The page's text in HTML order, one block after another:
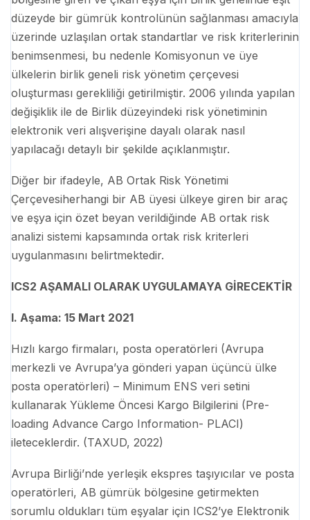
düzeyde bir gümrük kontrolünün sağlanması amacıyla
üzerinde uzlaşılan ortak standartlar ve risk kriterlerinin
benimsenmesi, bu nedenle Komisyonun ve üye
ülkelerin birlik geneli risk yönetim çerçevesi
oluşturması gerekliliği getirilmiştir. 2006 yılında yapılan
değişiklik ile de Birlik düzeyindeki risk yönetiminin
elektronik veri alışverişine dayalı olarak nasıl
yapılacağı detaylı bir şekilde açıklanmıştır.
Diğer bir ifadeyle, AB Ortak Risk Yönetimi
Çerçevesiherhangi bir AB üyesi ülkeye giren bir araç
ve eşya için özet beyan verildiğinde AB ortak risk
analizi sistemi kapsamında ortak risk kriterleri
uygulanmasını belirtmektedir.
ICS2 AŞAMALI OLARAK UYGULAMAYA GİRECEKTİR
I. Aşama: 15 Mart 2021
Hızlı kargo firmaları, posta operatörleri (Avrupa
merkezli ve Avrupa’ya gönderi yapan üçüncü ülke
posta operatörleri) – Minimum ENS veri setini
kullanarak Yükleme Öncesi Kargo Bilgilerini (Pre-
loading Advance Cargo Information- PLACI)
ileteceklerdir. (TAXUD, 2022)
Avrupa Birliği’nde yerleşik ekspres taşıyıcılar ve posta
operatörleri, AB gümrük bölgesine getirmekten
sorumlu oldukları tüm eşyalar için ICS2’ye Elektronik